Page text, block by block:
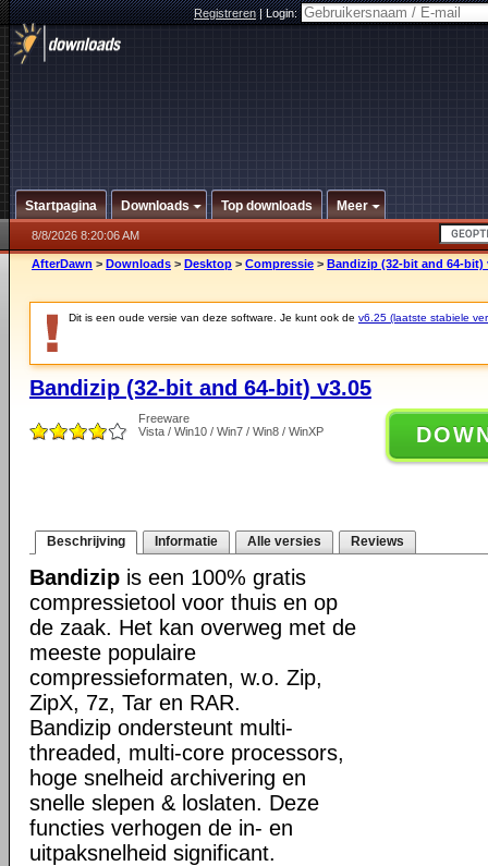
Registreren|Login:
Startpagina Downloads Top downloads Meer
8/8/2026 8:20:06 AM
AfterDawn > Downloads > Desktop > Compressie > Bandizip (32-bit and 64-bit)
Dit is een oude versie van deze software. Je kunt ook de v6.25 (laatste stabiele
Bandizip (32-bit and 64-bit) v3.05
Freeware
Vista / Win10 / Win7 / Win8 / WinXP
Beschrijving Informatie Alle versies Reviews
Bandizip is een 100% gratis
compressietool voor thuis en op
de zaak. Het kan overweg met de
meeste populaire
compressieformaten, w.o. Zip,
ZipX, 7z, Tar en RAR.
Bandizip ondersteunt multi-
threaded, multi-core processors,
hoge snelheid archivering en
snelle slepen & loslaten. Deze
functies verhogen de in- en
uitpaksnelheid significant.